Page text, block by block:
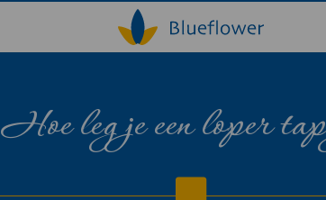
Hoe leg je een loper